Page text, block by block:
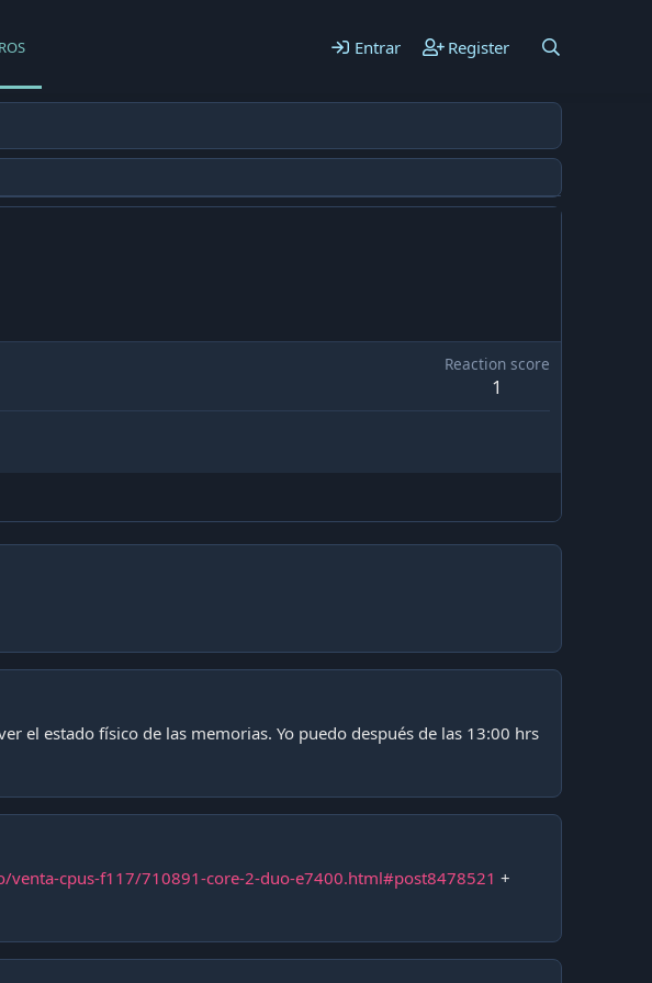
Entrar Register
Reaction score
1
el estado físico de las memorias. Yo puedo después de las 13:00 hrs
cpus-f117/710891-core-2-duo-e7400.html#post8478521 +